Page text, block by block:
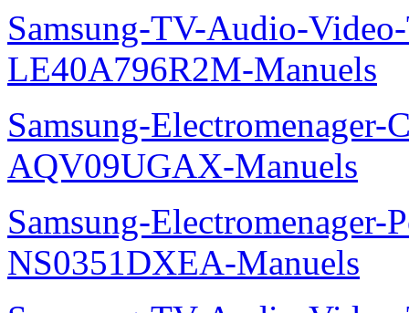
Samsung-TV-Audio-
LE40A796R2M-Manuels
Samsung-Electromenager-
AQV09UGAX-Manuels
Samsung-
NS0351DXEA-Manuels